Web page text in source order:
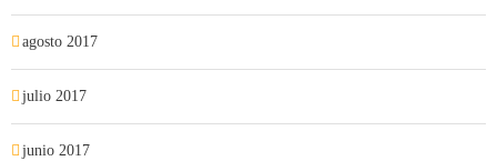
agosto 2017
julio 2017
junio 2017